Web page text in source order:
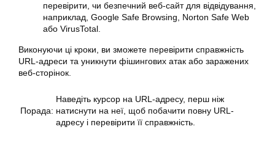
перевірити, чи безпечний веб-сайт для відвідування,
наприклад, Google Safe Browsing, Norton Safe Web
або VirusTotal.
Виконуючи ці кроки, ви зможете перевірити справжність
URL-адреси та уникнути фішингових атак або заражених
веб-сторінок.
Порада:
Наведіть курсор на URL-адресу, перш ніж
натиснути на неї, щоб побачити повну URL-
адресу і перевірити її справжність.